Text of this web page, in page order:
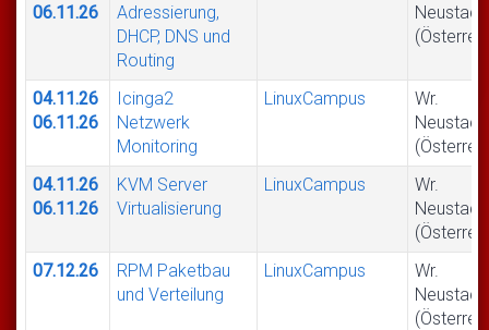
06.11.26
Adressierung,
DHCP, DNS und
Routing
Neustadt
04.11.26
06.11.26
Icinga2
Netzwerk
Monitoring
LinuxCampus
Wr.
Neustadt
04.11.26
06.11.26
KVM Server
Virtualisierung
LinuxCampus
Wr.
Neustadt
07.12.26
RPM Paketbau
und Verteilung
LinuxCampus
Wr.
Neustadt